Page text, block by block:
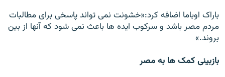
باراک اوباما اضافه کرد:«خشونت نمی تواند پاسخی برای مطالبات
مردم مصر باشد و سرکوب ايده ها باعث نمی شود که آنها از بين
بروند.»
بازبینی کمک ها به مصر